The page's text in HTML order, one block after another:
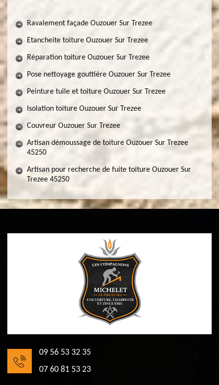
Ravalement façade Ouzouer Sur Trezee
Etancheite toiture Ouzouer Sur Trezee
Réparation toiture Ouzouer Sur Trezee
Pose nettoyage gouttière Ouzouer Sur Trezee
Peinture tuile et toiture Ouzouer Sur Trezee
Isolation toiture Ouzouer Sur Trezee
Couvreur Ouzouer Sur Trezee
Artisan démoussage de toiture Ouzouer Sur Trezee
45250
Artisan pour recherche de fuite toiture Ouzouer Sur
Trezee 45250
09 56 53 32 35
07 60 81 53 23